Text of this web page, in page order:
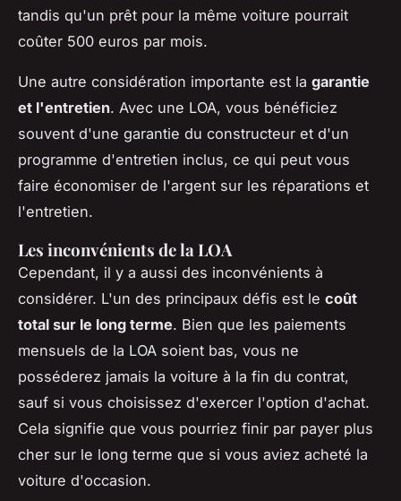
tandis qu'un prêt pour la même voiture pourrait
coûter 500 euros par mois.
Une autre considération importante est la garantie
et l'entretien. Avec une LOA, vous bénéficiez
souvent d'une garantie du constructeur et d'un
programme d'entretien inclus, ce qui peut vous
faire économiser de l'argent sur les réparations et
l'entretien.
Les inconvénients de la LOA
Cependant, il y a aussi des inconvénients à
considérer. L'un des principaux défis est le coût
total sur le long terme. Bien que les paiements
mensuels de la LOA soient bas, vous ne
posséderez jamais la voiture à la fin du contrat,
sauf si vous choisissez d'exercer l'option d'achat.
Cela signifie que vous pourriez finir par payer plus
cher sur le long terme que si vous aviez acheté la
voiture d'occasion.